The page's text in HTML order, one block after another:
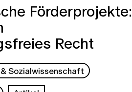
Förderprojekte:
Recht
Sozialwissenschaft